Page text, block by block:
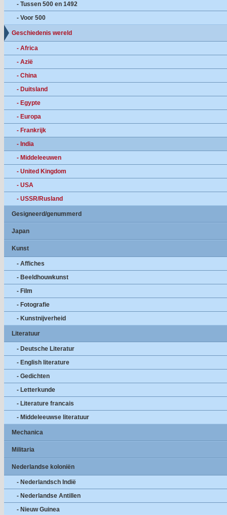
- Tussen 500 en 1492
- Voor 500
Geschiedenis wereld
- Africa
- Azië
- China
- Duitsland
- Egypte
- Europa
- Frankrijk
- India
- Middeleeuwen
- United Kingdom
- USA
- USSR/Rusland
Gesigneerd/genummerd
Japan
Kunst
- Affiches
- Beeldhouwkunst
- Film
- Fotografie
- Kunstnijverheid
Literatuur
- Deutsche Literatur
- English literature
- Gedichten
- Letterkunde
- Literature francais
- Middeleeuwse literatuur
Mechanica
Militaria
Nederlandse koloniën
- Nederlandsch Indië
- Nederlandse Antillen
- Nieuw Guinea